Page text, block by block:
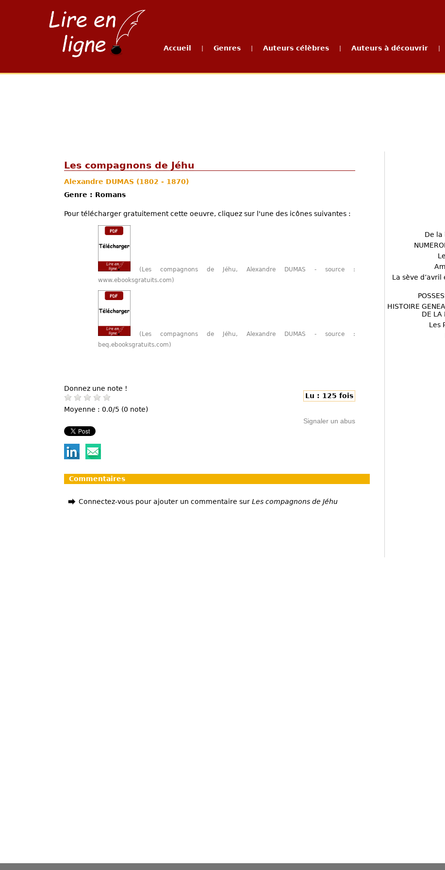
Accueil Genres Auteurs célèbres Auteurs à découvrir
Les compagnons de Jéhu
Alexandre DUMAS (1802 - 1870)
Genre : Romans
Pour télécharger gratuitement cette oeuvre, cliquez sur l'une des icônes suivantes :
(Les compagnons de Jéhu, Alexandre DUMAS - source :
www.ebooksgratuits.com)
(Les compagnons de Jéhu, Alexandre DUMAS - source :
beq.ebooksgratuits.com)
Donnez une note !
Moyenne : 0.0/5 (0 note)
Lu : 125 fois
Signaler un abus
Commentaires
Connectez-vous pour ajouter un commentaire sur Les compagnons de Jéhu
De la
La sève
HISTOIRE
DE LA
Les